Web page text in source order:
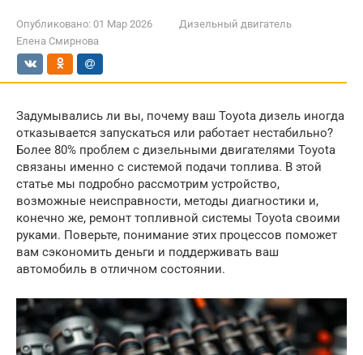
Опубликовано: 01 Мар 2026
Дизельный двигатель
Елена Смирнова
Задумывались ли вы, почему ваш Toyota дизель иногда
отказывается запускаться или работает нестабильно?
Более 80% проблем с дизельными двигателями Toyota
связаны именно с системой подачи топлива. В этой
статье мы подробно рассмотрим устройство,
возможные неисправности, методы диагностики и,
конечно же, ремонт топливной системы Toyota своими
руками. Поверьте, понимание этих процессов поможет
вам сэкономить деньги и поддерживать ваш
автомобиль в отличном состоянии.